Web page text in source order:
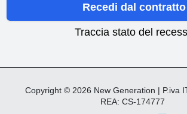
Recedi dal contratto
Traccia stato del
Copyright © 2026 New Generation | P.iva
REA: CS-174777